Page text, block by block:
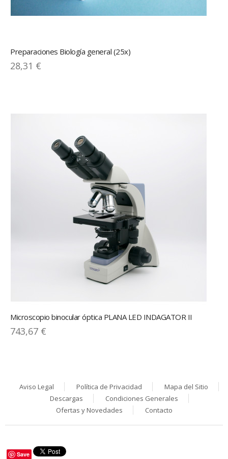
Preparaciones Biología general (25x)
28,31 €
Microscopio binocular óptica PLANA LED INDAGATOR II
743,67 €
Aviso Legal Política de Privacidad
Mapa del Sitio
Descargas
Condiciones Generales
Ofertas y Novedades
Contacto
Save